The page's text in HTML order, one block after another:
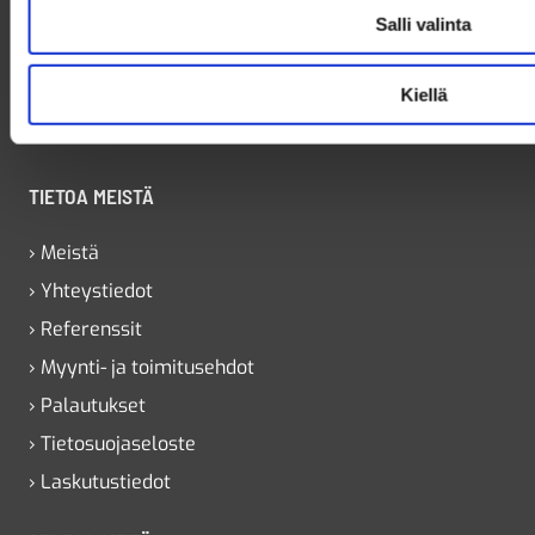
Salli valinta
Kiellä
Jaakolantie 2
90410 Oulu
Avoinna arkisin klo 8.00 – 16.00
TIETOA MEISTÄ
› Meistä
› Yhteystiedot
› Referenssit
› Myynti- ja toimitusehdot
› Palautukset
› Tietosuojaseloste
› Laskutustiedot